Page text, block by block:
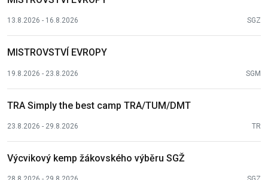
13.8.2026 - 16.8.2026 SGZ
MISTROVSTVÍ EVROPY
19.8.2026 - 23.8.2026 SGM
TRA Simply the best camp TRA/TUM/DMT
23.8.2026 - 29.8.2026 TR
Výcvikový kemp žákovského výběru SGŽ